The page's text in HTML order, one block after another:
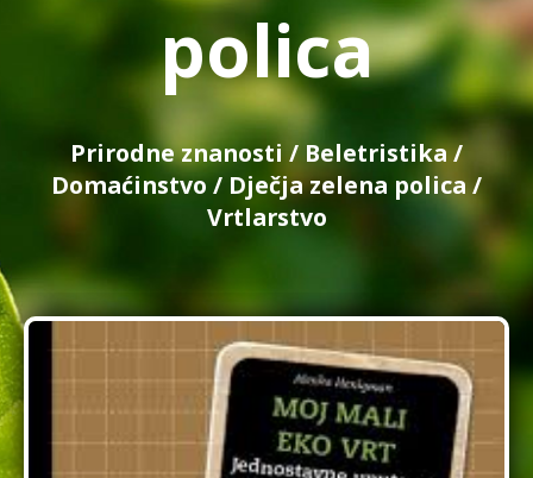
polica
Prirodne znanosti / Beletristika/
Domaćinstvo / Dječja zelena polica /
Vrtlarstvo